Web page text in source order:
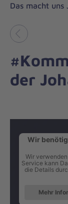
Das macht uns
Vorheriges
der
Wir
Wir
Service kann
die Details
Mehr